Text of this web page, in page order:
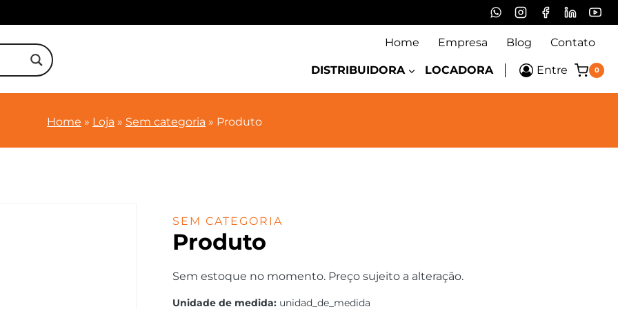
Home Empresa Blog Contato
DISTRIBUIDORA LOCADORA Entre 0
Home » Loja » Sem categoria » Produto
SEM CATEGORIA
Produto
Sem estoque no momento. Preço sujeito a alteração.
Unidade de medida:unidad_de_medida